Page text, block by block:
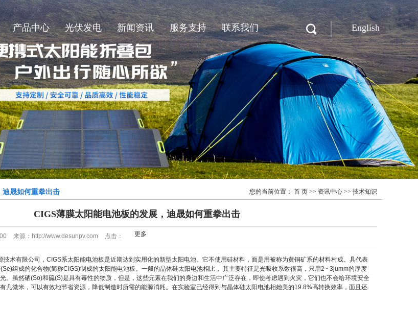
产品中心
SMT太阳能板
柔性太阳能板
太阳能折叠包
玻璃太阳能板
光伏发电 新闻资讯
公司新闻
行业新闻
技术知识
服务支持 联系我们
联系迪晟
在线留言
English
迪晟如何重拳出击 您的当前位置： 首 页 >> 资讯中心 >> 技术知识
CIGS薄膜太阳能电池板的发展，迪晟如何重拳出击
来源： http://www.desunpv.com
点击：
3584
更多
技术有限公司，CIGS系太阳能电池板是近期达到实用化的新型太阳电池。它不使用硅材料，面是用被称为黄铜矿系的材料村成。具代表
组成的化合物(简称CIGS)制成的太阳能电池板。一般的晶体硅太阳电池相比， 其主要特征是光吸收系数很高，只用2~ 3jumm的厚度
。虽然硒(So)和硫(S)是具有毒性的物质，但是，这些元素在我们的身边和生活中广泛存在，即使考虑遇到火灾，它们也不会给环境安全
几微米，可以有效地节省资源，降低制造时所需的能源消耗。在实验室已经得到与晶体硅太阳电池相她美的19.8%高转换效率，面且还